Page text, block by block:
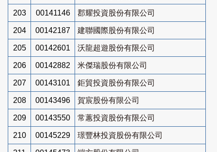
203 00141146 郡耀投資股份有限公司
204 00142187 建聯國際股份有限公司
205 00142601 沃龍超遊股份有限公司
206 00142882 米傑瑞股份有限公司
207 00143101 鉅貿投資股份有限公司
208 00143496 賀宸股份有限公司
209 00143550 常蕙投資股份有限公司
210 00145229 璟豐林投資股份有限公司